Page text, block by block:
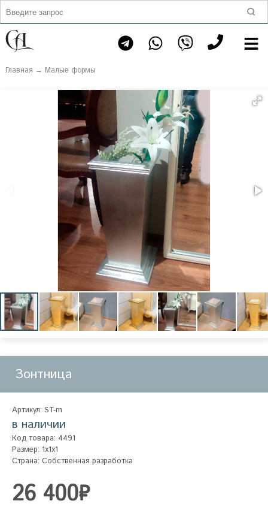
Главная → Малые формы
Зонтница
Артикул: ST-m
в наличии
Код товара: 4491
Размер: 1x1x1
Страна: Собственная разработка
26 400₽